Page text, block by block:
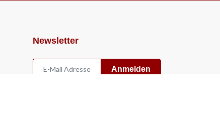
Newsletter
Anmelden